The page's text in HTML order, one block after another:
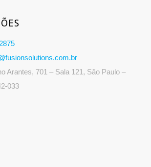
Arantes, 701 – Sala 121, São Paulo –
033